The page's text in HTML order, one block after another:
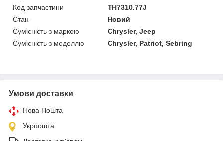
Код запчастини
TH7310.77J
Стан
Новий
Сумісність з маркою
Chrysler, Jeep
Сумісність з моделлю
Chrysler, Patriot, Sebring
Умови доставки
Нова Пошта
Укрпошта